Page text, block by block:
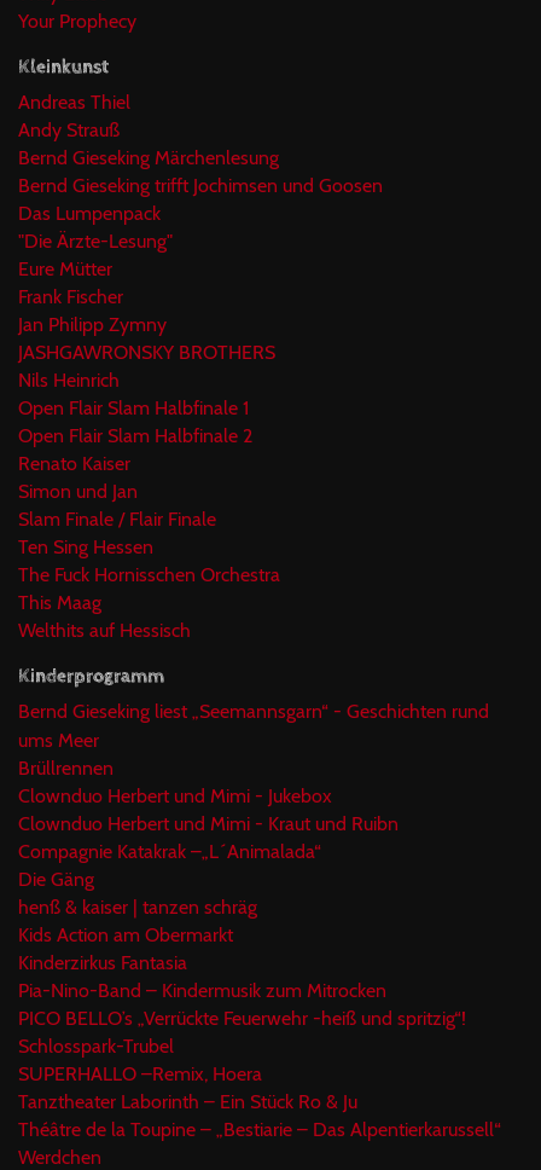
Your Prophecy
Kleinkunst
Andreas Thiel
Andy Strauß
Bernd Gieseking Märchenlesung
Bernd Gieseking trifft Jochimsen und Goosen
Das Lumpenpack
"Die Ärzte-Lesung"
Eure Mütter
Frank Fischer
Jan Philipp Zymny
JASHGAWRONSKY BROTHERS
Nils Heinrich
Open Flair Slam Halbfinale 1
Open Flair Slam Halbfinale 2
Renato Kaiser
Simon und Jan
Slam Finale / Flair Finale
Ten Sing Hessen
The Fuck Hornisschen Orchestra
This Maag
Welthits auf Hessisch
Kinderprogramm
Bernd Gieseking liest „Seemannsgarn“ - Geschichten rund
ums Meer
Brüllrennen
Clownduo Herbert und Mimi - Jukebox
Clownduo Herbert und Mimi - Kraut und Ruibn
Compagnie Katakrak –„L´Animalada“
Die Gäng
henß & kaiser | tanzen schräg
Kids Action am Obermarkt
Kinderzirkus Fantasia
Pia-Nino-Band – Kindermusik zum Mitrocken
PICO BELLO’s „Verrückte Feuerwehr -heiß und spritzig“!
Schlosspark-Trubel
SUPERHALLO –Remix, Hoera
Tanztheater Laborinth – Ein Stück Ro & Ju
Théâtre de la Toupine – „Bestiarie – Das Alpentierkarussell“
Werdchen